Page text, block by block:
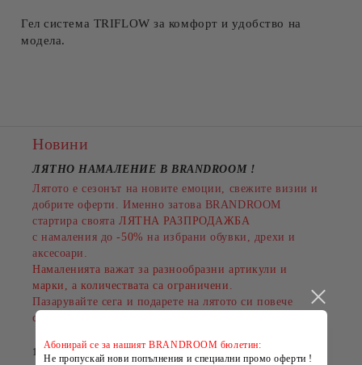
Гел система TRIFLOW за комфорт и удобство на
модела.
Новини
ЛЯТНО НАМАЛЕНИЕ В BRANDROOM !
Лятото е сезонът на новите емоции, свежите визии и
добрите оферти. Именно затова BRANDROOM
стартира своята ЛЯТНА РАЗПРОДАЖБА
с намаления до -50% на избрани обувки, дрехи и
аксесоари.
Намаленията важат за разнообразни артикули и
марки, а количествата са ограничени.
Пазарувайте сега и подарете на лятото си повече
стил на по-добра цена!
14 Юли 2026
Абонирай се за нашият BRANDROOM бюлетин:
Не пропускай нови попълнения и специални промо оферти !